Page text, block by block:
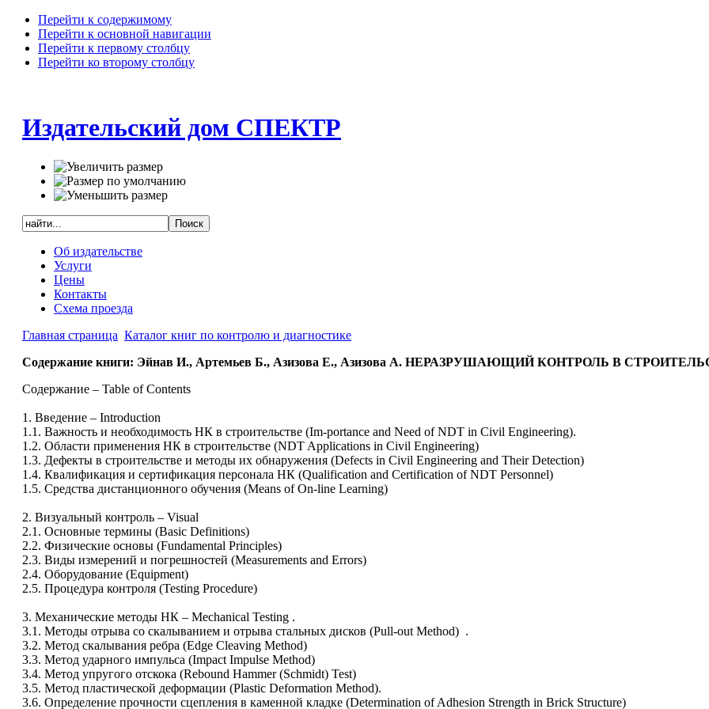
Перейти к содержимому
Перейти к основной навигации
Перейти к первому столбцу
Перейти ко второму столбцу
Издательский дом СПЕКТР
Об издательстве
Услуги
Цены
Контакты
Схема проезда
Главная страница Каталог книг по контролю и диагностике
Содержание книги: Эйнав И., Артемьев Б., Азизова Е., Азизова А. НЕРАЗРУШАЮЩИЙ КОНТРОЛЬ В
Содержание – Table of Contents
1. Введение – Introduction
1.1. Важность и необходимость НК в строительстве (Im-portance and Need of NDT in Civil Engineering).
1.2. Области применения НК в строительстве (NDT Applications in Civil Engineering)
1.3. Дефекты в строительстве и методы их обнаружения (Defects in Civil Engineering and Their Detection)
1.4. Квалификация и сертификация персонала НК (Qualification and Certification of NDT Personnel)
1.5. Средства дистанционного обучения (Means of On-line Learning)
2. Визуальный контроль – Visual
2.1. Основные термины (Basic Definitions)
2.2. Физические основы (Fundamental Principles)
2.3. Виды измерений и погрешностей (Measurements and Errors)
2.4. Оборудование (Equipment)
2.5. Процедура контроля (Testing Procedure)
3. Механические методы НК – Mechanical Testing .
3.1. Методы отрыва со скалыванием и отрыва стальных дисков (Pull-out Method) .
3.2. Метод скалывания ребра (Edge Cleaving Method)
3.3. Метод ударного импульса (Impact Impulse Method)
3.4. Метод упругого отскока (Rebound Hammer (Schmidt) Test)
3.5. Метод пластической деформации (Plastic Deformation Method).
3.6. Определение прочности сцепления в каменной кладке (Determination of Adhesion Strength in Brick Structure)